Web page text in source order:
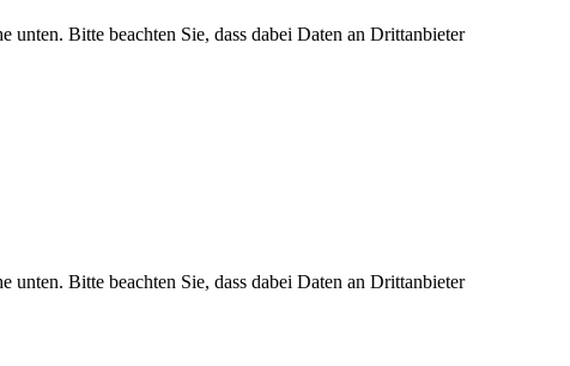
Bitte beachten Sie, dass dabei Daten an Drittanbieter
Bitte beachten Sie, dass dabei Daten an Drittanbieter